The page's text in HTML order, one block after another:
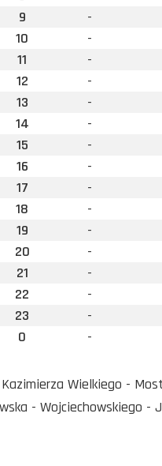
9
-
10
-
11
-
12
-
13
-
14
-
15
-
16
-
17
-
18
-
19
-
20
-
21
-
22
-
23
-
0
-
Wielkiego -
- Wojciechowskiego -